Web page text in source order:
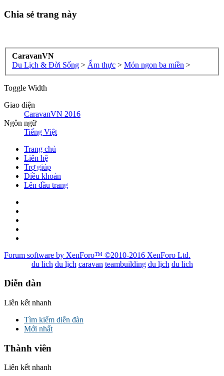
Chia sẻ trang này
CaravanVN
Du Lịch & Đời Sống > Ẩm thực > Món ngon ba miền >
Toggle Width
Giao diện
CaravanVN 2016
Ngôn ngữ
Tiếng Việt
Trang chủ
Liên hệ
Trợ giúp
Điều khoản
Lên đầu trang
Forum software by XenForo™ ©2010-2016 XenForo Ltd.
du lich du lịch caravan teambuilding du lịch du lich
Diễn đàn
Liên kết nhanh
Tìm kiếm diễn đàn
Mới nhất
Thành viên
Liên kết nhanh